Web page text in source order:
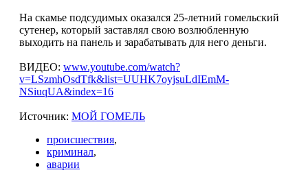
На скамье подсудимых оказался 25-летний гомельский
сутенер, который заставлял свою возлюбленную
выходить на панель и зарабатывать для него деньги.
ВИДЕО: www.youtube.com/watch?
v=LSzmhOsdTfk&list=UUHK7oyjsuLdIEmM-
NSiuqUA&index=16
Источник: МОЙ ГОМЕЛЬ
происшествия,
криминал,
аварии